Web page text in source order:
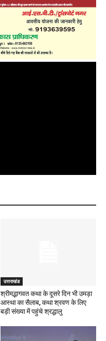
उत्तराखंड
श्रीमद्भागवत कथा के दूसरे दिन भी उमड़ा
आस्था का सैलाब, कथा श्रवण के लिए
बड़ी संख्या में पहुंचे श्रद्धालु